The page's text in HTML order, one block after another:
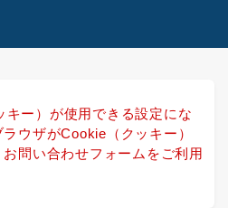
ー）が使用できる設定にな
ウザがCookie（クッキー）
問い合わせフォームをご利用